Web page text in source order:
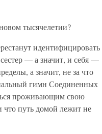
тысячелетии?
идентифицировать
— а значит, и себя —
а значит, не за что
гимн Соединенных
проживающим свою
что путь домой лежит не